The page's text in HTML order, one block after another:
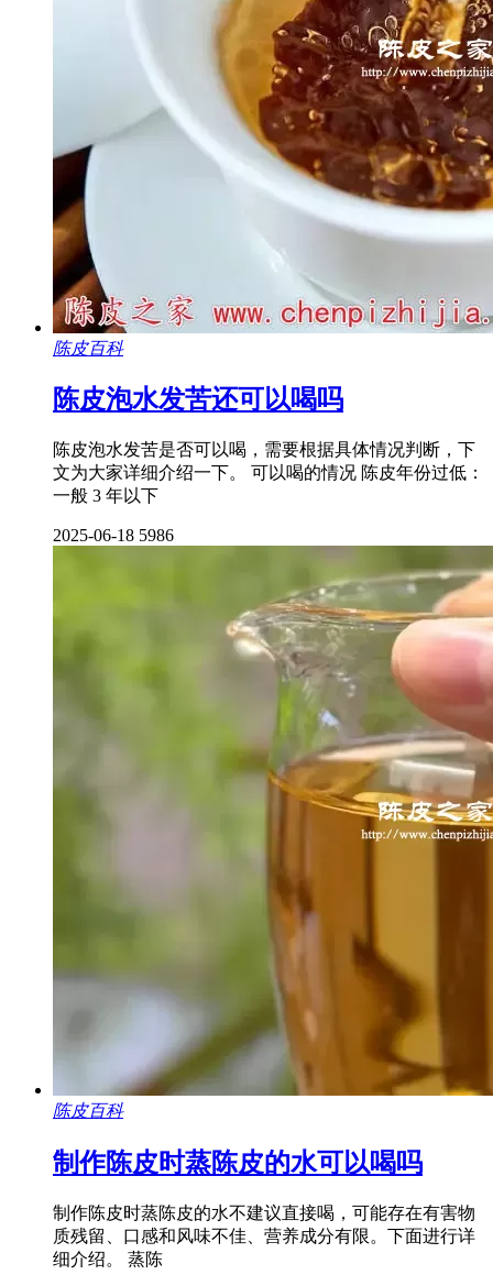
陈皮百科
陈皮泡水发苦还可以喝吗
陈皮泡水发苦是否可以喝，需要根据具体情况判断，下
文为大家详细介绍一下。 可以喝的情况 陈皮年份过低：
一般 3 年以下
2025-06-18 5986
陈皮百科
制作陈皮时蒸陈皮的水可以喝吗
制作陈皮时蒸陈皮的水不建议直接喝，可能存在有害物
质残留、口感和风味不佳、营养成分有限。下面进行详
细介绍。 蒸陈